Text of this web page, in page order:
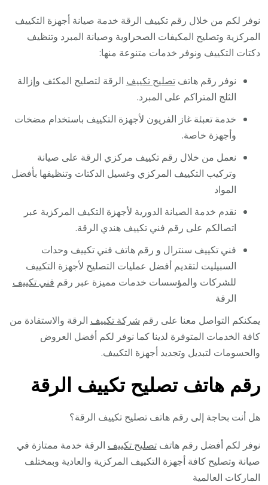
نوفر لكم من خلال رقم تكييف الرقة خدمة صيانة أجهزة التكييف
المركزية وتصليح المكيفات الصحراوية وصيانة المبرد وتنظيف
دكتات التكييف ونوفر خدمات متنوعة منها:
نوفر رقم هاتفتصليح تكييف الرقة لتصليح المكثف وإزالة
الثلج المتراكم على المبرد.
خدمة تعبئة غاز الفريون لأجهزة التكييف باستخدام مضخات
وأجهزة خاصة.
نعمل من خلال رقم تكييف مركزي الرقة على صيانة
وتركيب التكييف المركزي وغسيل الدكتات وتنظيفها بأفضل
المواد
نقدم خدمة الصيانة الدورية لأجهزة التكيف المركزية عبر
اتصالكم على رقم فني تكييف هندي الرقة.
فني تكييف سنترال و رقم هاتف فني تكييف وحدات
السبيليت لتقديم أفضل عمليات التصليح لأجهزة التكييف
للشركات والمؤسسات خدمات مميزة عبر رقم فني تكييف
الرقة
يمكنكم التواصل معنا على رقم شركة تكييف الرقة والاستفادة من
كافة الخدمات المتوفرة لدينا كما نوفر لكم أفضل العروض
والحسومات لتبديل وتجديد أجهزة التكييف.
رقم هاتف تصليح تكييف الرقة
هل أنت بحاجة إلى رقم هاتف تصليح تكييف الرقة؟
نوفر لكم أفضل رقم هاتفتصليح تكييف الرقة خدمة ممتازة في
صيانة وتصليح كافة أجهزة التكييف المركزية والعادية وبمختلف
الماركات العالمية